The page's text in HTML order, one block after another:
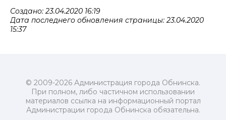
Создано: 23.04.2020 16:19
Дата последнего обновления страницы: 23.04.2020
15:37
© 2009-2026 Администрация города Обнинска.
При полном, либо частичном использовании
материалов ссылка на информационный портал
Администрации города Обнинска обязательна.